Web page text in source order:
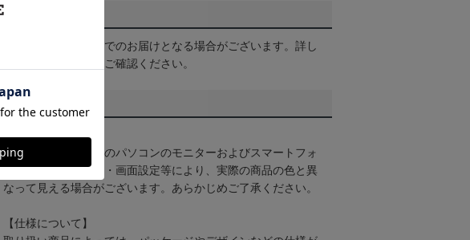
配送方法について
一部商品はメール便でのお届けとなる場合がございます。詳し
をご確認ください。
商品について
【カラーについて】
商品画像は、お使いのパソコンのモニターおよびスマートフォ
ンのメーカー・機種・画面設定等により、実際の商品の色と異
なって見える場合がございます。あらかじめご了承ください。
【仕様について】